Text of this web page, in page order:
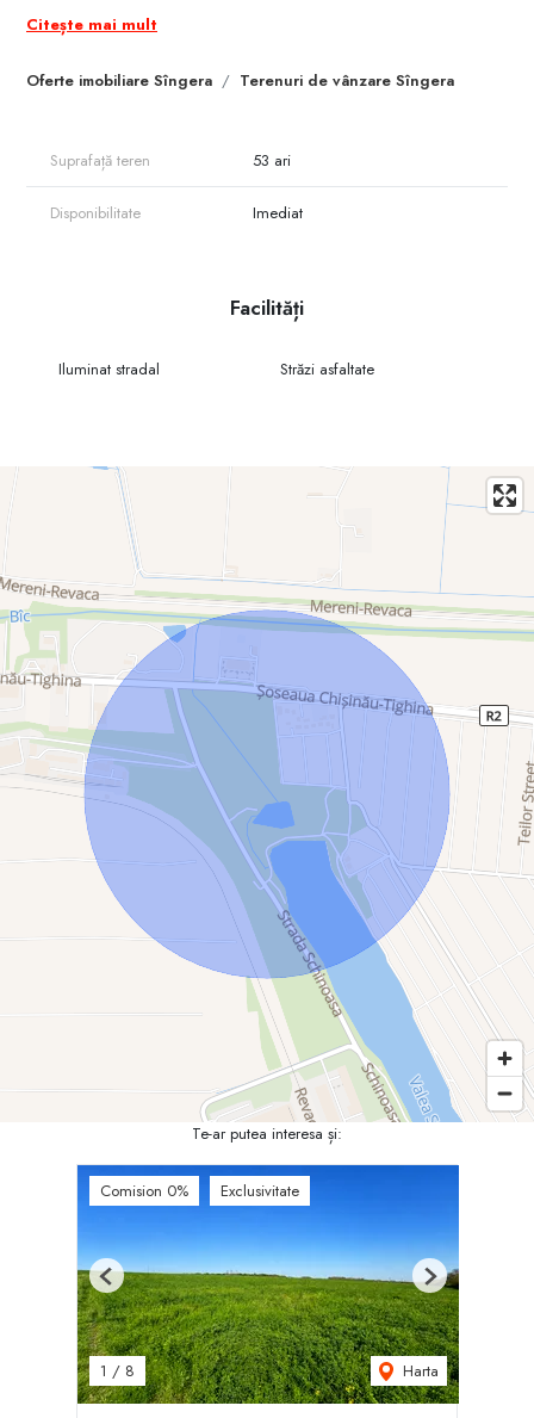
Oferte imobiliare Sîngera Terenuri de vânzare Sîngera
Suprafața totală: 53 ari cu ieșire directă la traseu.
- terenul este drept;
- drum asfaltat.
Citește mai mult
Suprafață teren 53 ari
Disponibilitate Imediat
Facilități
Iluminat stradal Străzi asfaltate
Te-ar putea interesa și:
Comision 0% Exclusivitate
1 / 8 Harta
Previous Next